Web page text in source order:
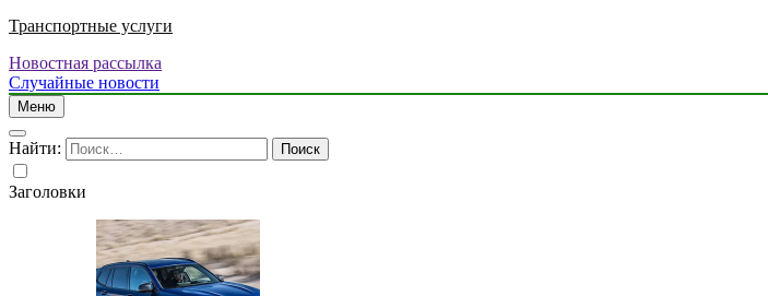
Транспортные услуги
Новостная рассылка
Случайные новости
Меню
Найти:
Заголовки